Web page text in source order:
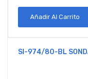
Añadir Al Carrito
SI-974/80-BL